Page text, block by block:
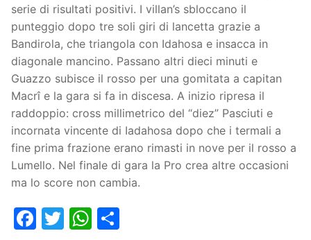
Pulcini
Primi calci
Esordienti
Juniores
Settore Giovanile
Sponsor
serie di risultati positivi. I villan’s sbloccano il
punteggio dopo tre soli giri di lancetta grazie a
Bandirola, che triangola con Idahosa e insacca in
diagonale mancino. Passano altri dieci minuti e
Guazzo subisce il rosso per una gomitata a capitan
Macrî e la gara si fa in discesa. A inizio ripresa il
raddoppio: cross millimetrico del “diez” Pasciuti e
incornata vincente di Iadahosa dopo che i termali a
fine prima frazione erano rimasti in nove per il rosso a
Lumello. Nel finale di gara la Pro crea altre occasioni
ma lo score non cambia.
Facebook
TwitterWhatsApp